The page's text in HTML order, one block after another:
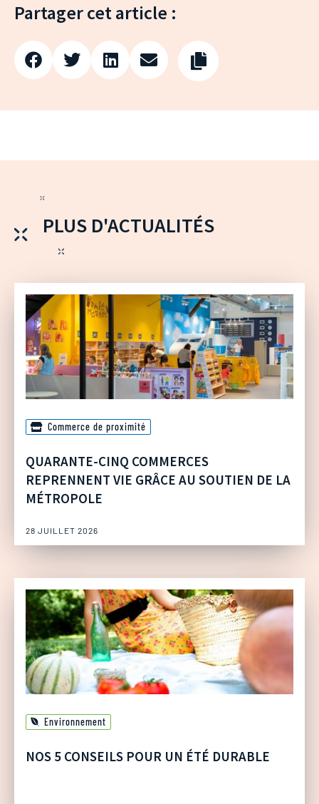
Partager cet article :
PLUS D'ACTUALITÉS
Commerce de proximité
QUARANTE-CINQ COMMERCES
REPRENNENT VIE GRÂCE AU SOUTIEN DE LA
MÉTROPOLE
28 JUILLET 2026
Environnement
NOS 5 CONSEILS POUR UN ÉTÉ DURABLE